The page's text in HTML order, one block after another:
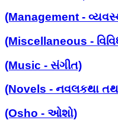
(Management -
(Miscellaneous -
(Music - સંગીત)
(Novels - નવલકથા
(Osho - ઓશો)